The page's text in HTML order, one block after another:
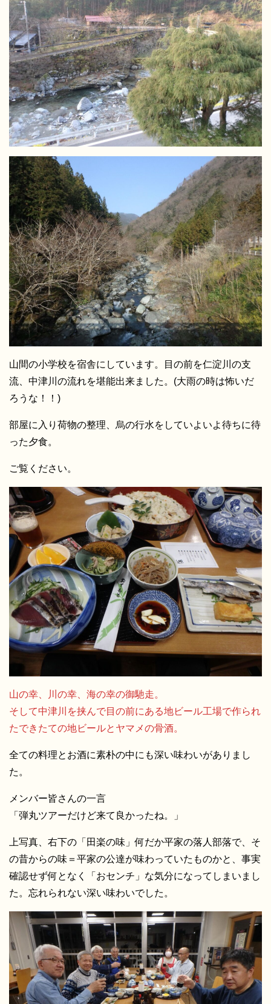
山間の小学校を宿舎にしています。目の前を仁淀川の支
流、中津川の流れを堪能出来ました。(大雨の時は怖いだ
ろうな！！)
部屋に入り荷物の整理、烏の行水をしていよいよ待ちに待
った夕食。
ご覧ください。
山の幸、川の幸、海の幸の御馳走。
そして中津川を挟んで目の前にある地ビール工場で作られ
たできたての地ビールとヤマメの骨酒。
全ての料理とお酒に素朴の中にも深い味わいがありまし
た。
メンバー皆さんの一言
「弾丸ツアーだけど来て良かったね。」
上写真、右下の「田楽の味」何だか平家の落人部落で、そ
の昔からの味＝平家の公達が味わっていたものかと、事実
確認せず何となく「おセンチ」な気分になってしまいまし
た。忘れられない深い味わいでした。